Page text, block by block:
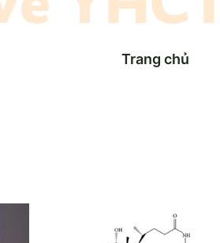
Trang chủ